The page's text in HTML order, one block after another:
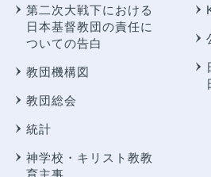
第二次大戦下における
日本基督教団の責任に
ついての告白
教団機構図
教団総会
統計
神学校・キリスト教教